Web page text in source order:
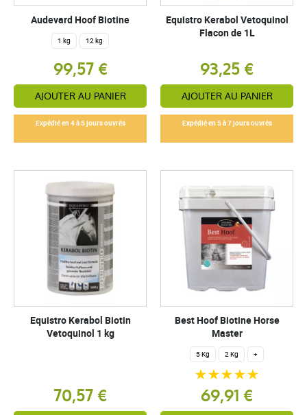
Audevard Hoof Biotine
1 kg 12 kg
99,57 €
AJOUTER AU PANIER
Expédié en 4 à 5 jours ouvrés
Equistro Kerabol Vetoquinol
Flacon de 1L
93,25 €
AJOUTER AU PANIER
Expédié en 5 à 7 jours ouvrés
Equistro Kerabol Biotin
Vetoquinol 1 kg
70,57 €
Best Hoof Biotine Horse
Master
5 Kg 2 Kg +
69,91 €